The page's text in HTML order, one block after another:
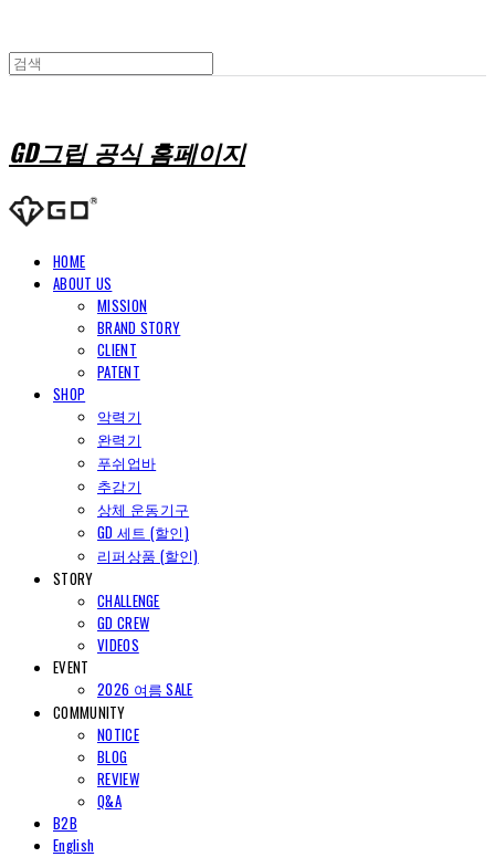
GD그립 공식 홈페이지
HOME
ABOUT US
MISSION
BRAND STORY
CLIENT
PATENT
SHOP
악력기
완력기
푸쉬업바
추감기
상체 운동기구
GD 세트 (할인)
리퍼상품 (할인)
STORY
CHALLENGE
GD CREW
VIDEOS
EVENT
2026 여름 SALE
COMMUNITY
NOTICE
BLOG
REVIEW
Q&A
B2B
English